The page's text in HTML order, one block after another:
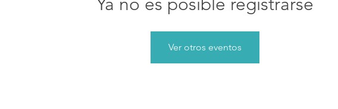
Ver otros eventos